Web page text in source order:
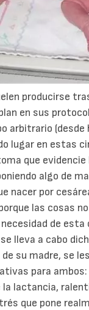
producirse
en sus
arbitrario
lugar en estas
que evidencie
algo de
nacer por
las cosas
de esta
lleva a cabo
de su madre, se
para
lactancia,
que pone